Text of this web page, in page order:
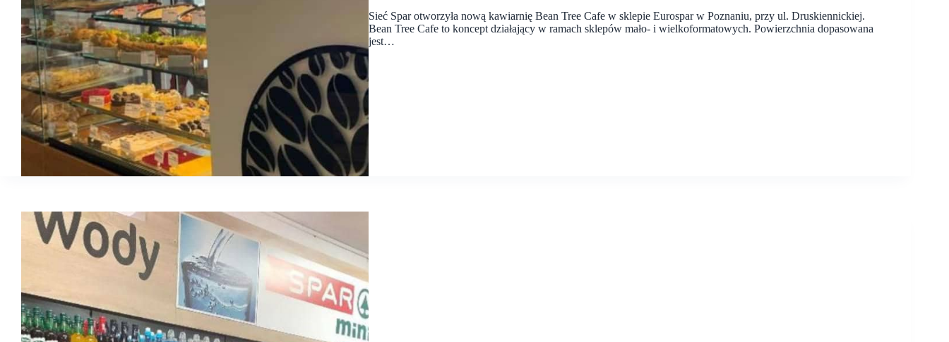
Sieć Spar otworzyła nową kawiarnię Bean Tree Cafe w sklepie Eurospar w Poznaniu, przy ul. Druskiennickiej.
Bean Tree Cafe to koncept działający w ramach sklepów mało- i wielkoformatowych. Powierzchnia dopasowana
jest…